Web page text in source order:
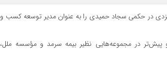
یزدی در حکمی سجاد حمیدی را به عنوان مدیر توسعه کسب و
در مجموعه‌هایی نظیر بیمه سرمد و مؤسسه ملل،